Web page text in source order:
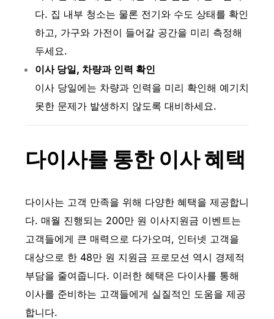
다. 집 내부 청소는 물론 전기와 수도 상태를 확인
하고, 가구와 가전이 들어갈 공간을 미리 측정해
두세요.
이사 당일, 차량과 인력 확인
이사 당일에는 차량과 인력을 미리 확인해 예기치
못한 문제가 발생하지 않도록 대비하세요.
다이사를 통한 이사 혜택
다이사는 고객 만족을 위해 다양한 혜택을 제공합니
다. 매월 진행되는 200만 원 이사지원금 이벤트는
고객들에게 큰 매력으로 다가오며, 인터넷 고객을
대상으로 한 48만 원 지원금 프로모션 역시 경제적
부담을 줄여줍니다. 이러한 혜택은 다이사를 통해
이사를 준비하는 고객들에게 실질적인 도움을 제공
합니다.